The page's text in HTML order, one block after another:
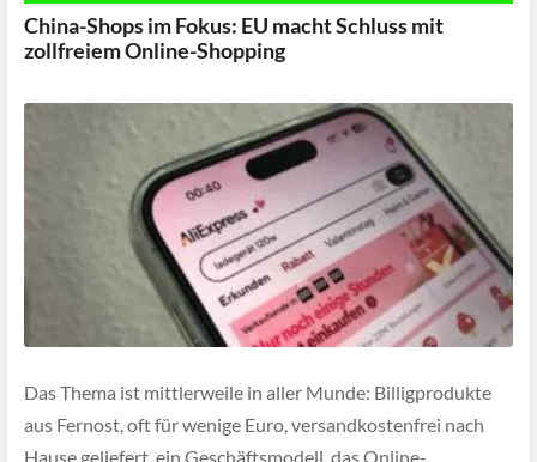
China-Shops im Fokus: EU macht Schluss mit
zollfreiem Online-Shopping
Das Thema ist mittlerweile in aller Munde: Billigprodukte
aus Fernost, oft für wenige Euro, versandkostenfrei nach
Hause geliefert, ein Geschäftsmodell, das Online-